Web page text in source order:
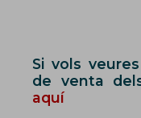
Si vols
de venta
aquí